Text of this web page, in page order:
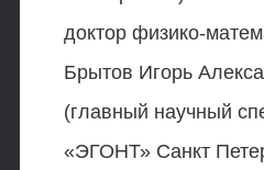
доктор физико-
Брытов Игорь
(главный научный
«ЭГОНТ» Санкт